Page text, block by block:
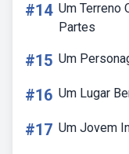
#14 Um Terreno
Partes
#15 Um
#16 Um Lugar
#17 Um Jovem